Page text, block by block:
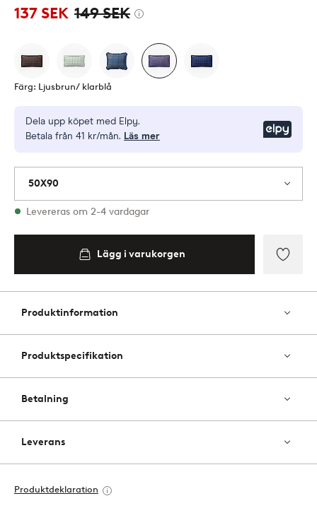
137 SEK 149 SEK
Färg: Ljusbrun/ klarblå
Dela upp köpet med Elpy.
Betala från 41 kr/mån. Läs mer
50X90
I lager
Levereras om 2-4 vardagar
Lägg i varukorgen
till
Produktinformation
Produktspecifikation
Betalning
Leverans
Produktdeklaration